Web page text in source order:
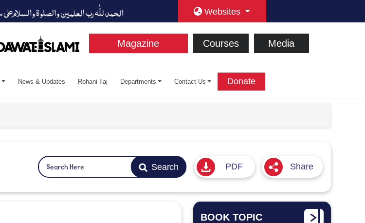
Websites
Magazine Courses Media
News & Updates Rohani Ilaj Departments Contact Us Donate
Search PDF Share
BOOK TOPIC